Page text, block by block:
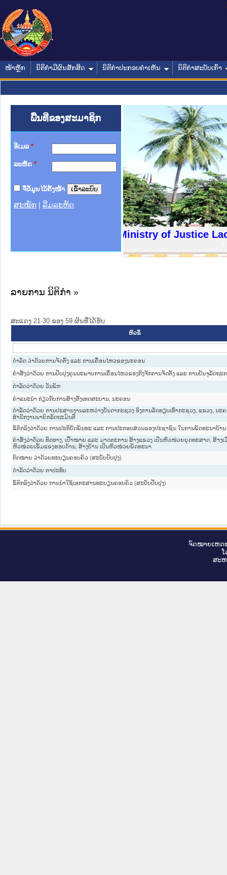
ໜ້າຫຼັກ ນິຕິກໍາມີຜົນສັກສິດ ນິຕິກໍາປະກອບຄໍາເຫັນ ນິຕິກໍາສະບັບເກົ່າ
ພື້ນທີ່ຂອງສະມາຊິກ
ອີເມລ *
ລະຫັດ *
ຈື່ຂໍ້ມູນໄວ້ຄັ້ງໜ້າ
ສະໝັກ ລືມລະຫັດ
Ministry of Justice Lao
າຊົນ ພາກເໜືອ
ການ
ກາງ
ໃຕ້
ຕຳຫຼວດປະຊາຊົນ
ສັນຕິບານປະຊາຊົນ
ກເໜືອ
າຊົນ ພາກກາງ
ລາຍການ ນິຕິກໍາ »
ສະແດງ 21-30 ຂອງ 59 ຜົນທີ່ໄດ້ຮັບ.
ຫົວຂໍ້
ດຳລັດ ວ່າດ້ວຍການຈັດຕັ້ງ ແລະ ການເຄື່ອນໄຫວຂອງນະຄອນ
ຄຳສັ່ງວ່າດ້ວຍ ການປັບປຸງຄຸນນະພາບການເຄື່ອນໄຫວຂອງກົງຈັກການຈັດຕັ້ງ ແລະ ການບັນຈຸລັດຖະ
ດຳລັດວ່າດ້ວຍ ວັນພັກ
ຄຳແນະນຳ ກ່ຽວກັບການສ້າງຕັ້ງເທດສະບານ, ນະຄອນ
ດຳລັດວ່າດ້ວຍ ການປະສານງານລະຫວ່າງບັນດາກະຊວງ ອົງການລັດທຽບເທົ່າກະຊວງ, ແຂວງ, ນະ
ສຳນັກງານນາຍົກລັດຖະມົນຕີ
ຂໍ້ຕົກລົງວ່າດ້ວຍ ການປະຕິບັດພັນທະ ແລະ ການປະກອບສ່ວນຂອງປະຊາຊົນ ໃນການພັດທະນາບ້ານ
ຄຳສັ່ງວ່າດ້ວຍ ທິດທາງ, ເປົ້າໝາຍ ແລະ ມາດຕະການ ສ້າງແຂວງ ເປັນຫົວໜ່ວຍຍຸດທະສາດ, ສ້າງເ
ຫົວໜ່ວຍເຂັ້ມແຂງຮອບດ້ານ,​ ສ້າງບ້ານ ເປັນຫົວໜ່ວຍພັດທະນາ
ກົດໝາຍ ວ່າດ້ວຍທະບຽນຄອບຄົວ (ສະບັບປັບປຸງ)
ດຳລັດວ່າດ້ວຍ ຕາປະທັບ
ຂໍ້ຕົກລົງວ່າດ້ວຍ ການນຳໃຊ້ເອກະສານທະບຽນຄອບຄົວ (ສະບັບປັບປຸງ)
ຈົດ​ໝາຍ​ເຫດ​
ສະ​ຫ